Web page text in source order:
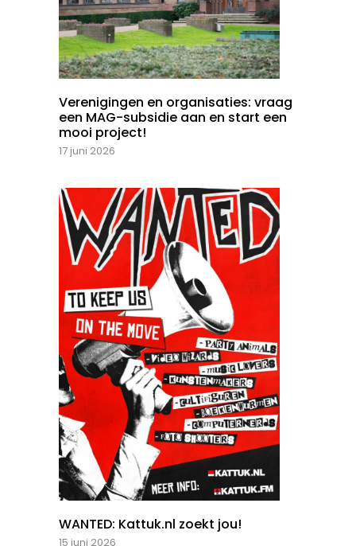
Verenigingen en organisaties: vraag
een MAG-subsidie aan en start een
mooi project!
17 juni 2026
WANTED: Kattuk.nl zoekt jou!
15 juni 2026